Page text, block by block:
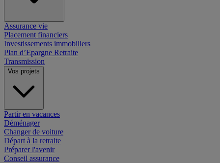
Assurance vie
Placement financiers
Investissements immobiliers
Plan d’Epargne Retraite
Transmission
Vos projets
Partir en vacances
Déménager
Changer de voiture
Départ à la retraite
Préparer l'avenir
Conseil assurance